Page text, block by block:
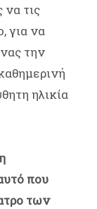
να τις
για να
την
ηλικία
που
των